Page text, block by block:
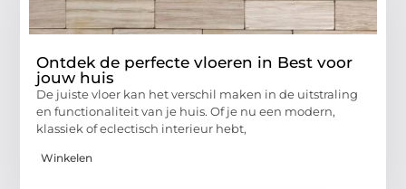
Ontdek de perfecte vloeren in Best voor
jouw huis
De juiste vloer kan het verschil maken in de uitstraling
en functionaliteit van je huis. Of je nu een modern,
klassiek of eclectisch interieur hebt,
Winkelen